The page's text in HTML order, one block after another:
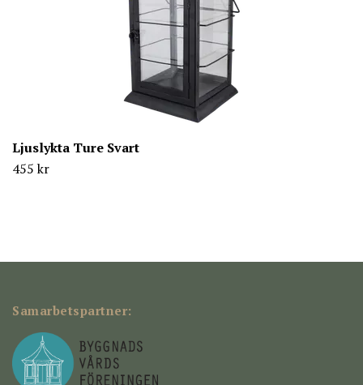
Ljuslykta Ture Svart
455 kr
Samarbetspartner: